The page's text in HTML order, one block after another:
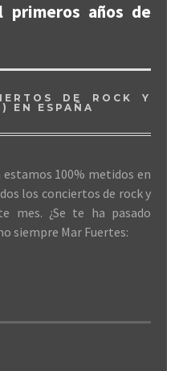
primeros años de
DE ROCK Y
EN ESPAÑA
estamos 100% metidos en
los conciertos de rock y
mes. ¿Se te ha pasado
siempre Mar Fuertes: